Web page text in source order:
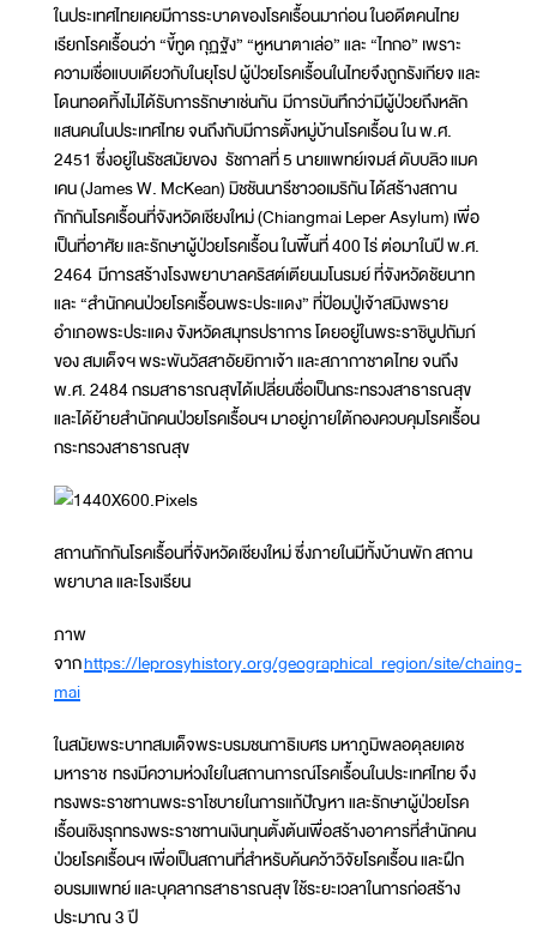
ในประเทศไทยเคยมีการระบาดของโรคเรื้อนมาก่อน ในอดีตคนไทย
เรียกโรคเรื้อนว่า “ขี้ทูด กุฏฐัง” “หูหนาตาเล่อ” และ “ไทกอ” เพราะ
ความเชื่อแบบเดียวกับในยุโรป ผู้ป่วยโรคเรื้อนในไทยจึงถูกรังเกียจ และ
โดนทอดทิ้งไม่ได้รับการรักษาเช่นกัน มีการบันทึกว่ามีผู้ป่วยถึงหลัก
แสนคนในประเทศไทย จนถึงกับมีการตั้งหมู่บ้านโรคเรื้อน ใน พ.ศ.
2451 ซึ่งอยู่ในรัชสมัยของ รัชกาลที่ 5 นายแพทย์เจมส์ ดับบลิว แมค
เคน (James W. McKean) มิชชันนารีชาวอเมริกัน ได้สร้างสถาน
กักกันโรคเรื้อนที่จังหวัดเชียงใหม่ (Chiangmai Leper Asylum) เพื่อ
เป็นที่อาศัย และรักษาผู้ป่วยโรคเรื้อน ในพื้นที่ 400 ไร่ ต่อมาในปี พ.ศ.
2464 มีการสร้างโรงพยาบาลคริสต์เตียนมโนรมย์ ที่จังหวัดชัยนาท
และ “สำนักคนป่วยโรคเรื้อนพระประแดง” ที่ป้อมปู่เจ้าสมิงพราย
อำเภอพระประแดง จังหวัดสมุทรปราการ โดยอยู่ในพระราชินูปถัมภ์
ของ สมเด็จฯ พระพันวัสสาอัยยิกาเจ้า และสภากาชาดไทย จนถึง
พ.ศ. 2484 กรมสาธารณสุขได้เปลี่ยนชื่อเป็นกระทรวงสาธารณสุข
และได้ย้ายสำนักคนป่วยโรคเรื้อนฯ มาอยู่ภายใต้กองควบคุมโรคเรื้อน
กระทรวงสาธารณสุข
สถานกักกันโรคเรื้อนที่จังหวัดเชียงใหม่ ซึ่งภายในมีทั้งบ้านพัก สถาน
พยาบาล และโรงเรียน
ภาพ
จากhttps://leprosyhistory.org/geographical_region/site/chaing-
mai
ในสมัยพระบาทสมเด็จพระบรมชนกาธิเบศร มหาภูมิพลอดุลยเดช
มหาราช ทรงมีความห่วงใยในสถานการณ์โรคเรื้อนในประเทศไทย จึง
ทรงพระราชทานพระราโชบายในการแก้ปัญหา และรักษาผู้ป่วยโรค
เรื้อนเชิงรุกทรงพระราชทานเงินทุนตั้งต้นเพื่อสร้างอาคารที่สำนักคน
ป่วยโรคเรื้อนฯ เพื่อเป็นสถานที่สำหรับค้นคว้าวิจัยโรคเรื้อน และฝึก
อบรมแพทย์ และบุคลากรสาธารณสุข ใช้ระยะเวลาในการก่อสร้าง
ประมาณ 3 ปี